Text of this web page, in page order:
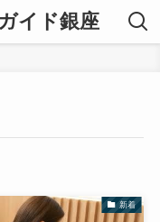
イド銀座
新着